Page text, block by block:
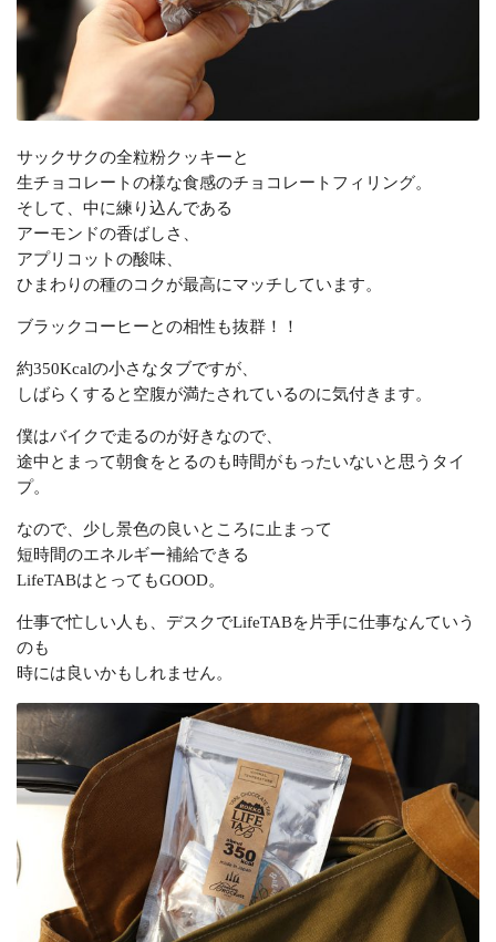
サックサクの全粒粉クッキーと
生チョコレートの様な食感のチョコレートフィリング。
そして、中に練り込んである
アーモンドの香ばしさ、
アプリコットの酸味、
ひまわりの種のコクが最高にマッチしています。
ブラックコーヒーとの相性も抜群！！
約350Kcalの小さなタブですが、
しばらくすると空腹が満たされているのに気付きます。
僕はバイクで走るのが好きなので、
途中とまって朝食をとるのも時間がもったいないと思うタイ
プ。
なので、少し景色の良いところに止まって
短時間のエネルギー補給できる
LifeTABはとってもGOOD。
仕事で忙しい人も、デスクでLifeTABを片手に仕事なんていう
のも
時には良いかもしれません。